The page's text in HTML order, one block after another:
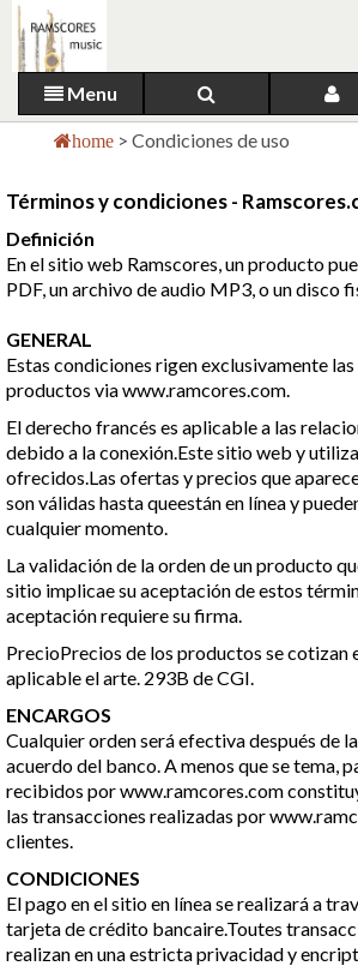
Menu
home > Condiciones de uso
Términos y condiciones -
Definición
En el sitio web Ramscores, un producto
PDF, un archivo de audio MP3, o un disco
GENERAL
Estas condiciones rigen exclusivamente las
productos via www.ramcores.com.
El derecho francés es aplicable a las
debido a la conexión.Este sitio web y
ofrecidos.Las ofertas y precios que
son válidas hasta queestán en línea y
cualquier momento.
La validación de la orden de un producto
sitio implicae su aceptación de estos
aceptación requiere su firma.
PrecioPrecios de los productos se cotizan
aplicable el arte. 293B de CGI.
ENCARGOS
Cualquier orden será efectiva después de
acuerdo del banco. A menos que se tema,
recibidos por www.ramcores.com
las transacciones realizadas por
clientes.
CONDICIONES
El pago en el sitio en línea se realizará a
tarjeta de crédito bancaire.Toutes
realizan en una estricta privacidad y